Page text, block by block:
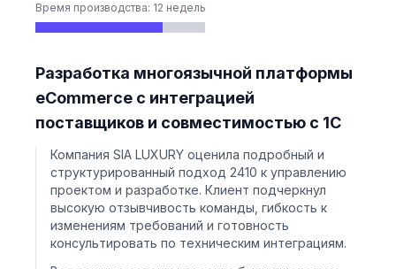
Время производства: 12 недель
Разработка многоязычной платформы
eCommerce с интеграцией
поставщиков и совместимостью с 1С
Компания SIA LUXURY оценила подробный и
структурированный подход 2410 к управлению
проектом и разработке. Клиент подчеркнул
высокую отзывчивость команды, гибкость к
изменениям требований и готовность
консультировать по техническим интеграциям.